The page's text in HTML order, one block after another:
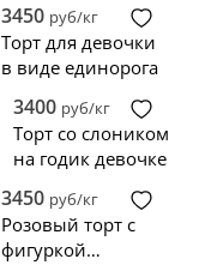
3450 руб/кг
Торт для девочки
в виде единорога
3400 руб/кг
Торт со слоником
на годик девочке
3450 руб/кг
Розовый торт с
фигуркой